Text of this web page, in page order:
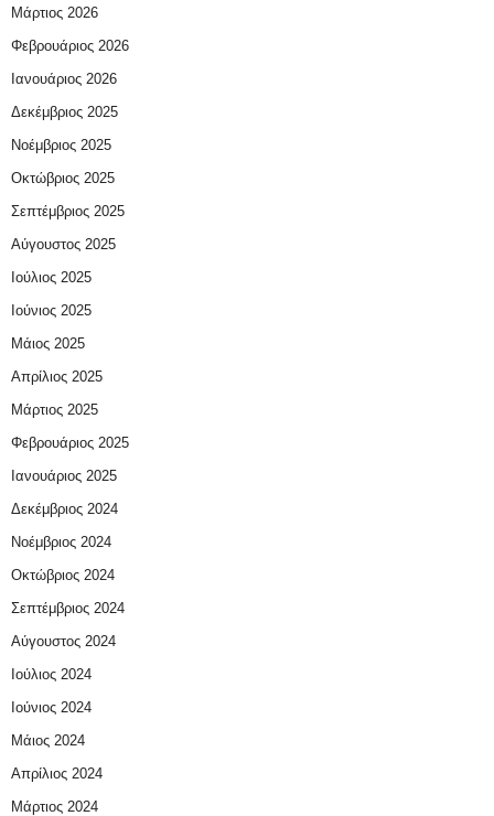
Μάρτιος 2026
Φεβρουάριος 2026
Ιανουάριος 2026
Δεκέμβριος 2025
Νοέμβριος 2025
Οκτώβριος 2025
Σεπτέμβριος 2025
Αύγουστος 2025
Ιούλιος 2025
Ιούνιος 2025
Μάιος 2025
Απρίλιος 2025
Μάρτιος 2025
Φεβρουάριος 2025
Ιανουάριος 2025
Δεκέμβριος 2024
Νοέμβριος 2024
Οκτώβριος 2024
Σεπτέμβριος 2024
Αύγουστος 2024
Ιούλιος 2024
Ιούνιος 2024
Μάιος 2024
Απρίλιος 2024
Μάρτιος 2024